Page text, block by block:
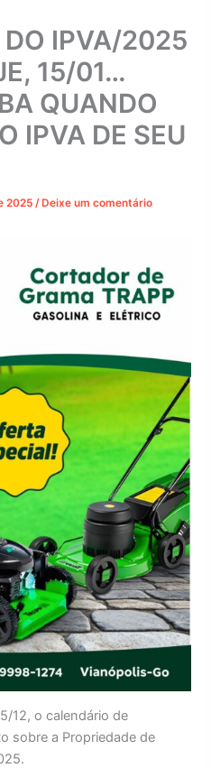
DO IPVA/2025
15/01…
QUANDO
IPVA DE SEU
2025/ Deixe um comentário
12, o calendário de
sobre a Propriedade de